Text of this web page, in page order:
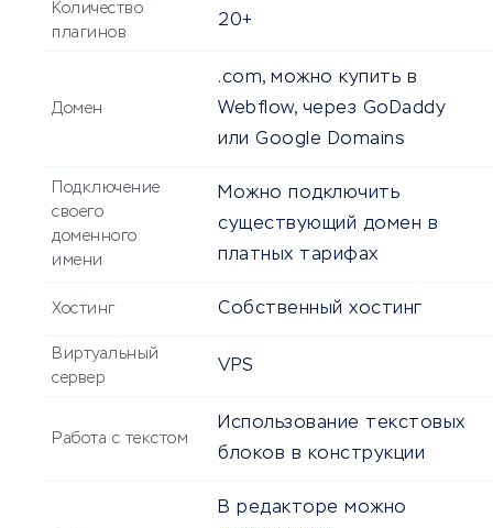
Количество
плагинов
20+
Домен
.com, можно купить в
Webflow, через GoDaddy
или Google Domains
Подключение
своего
доменного
имени
Можно подключить
существующий домен в
платных тарифах
Хостинг Собственный хостинг
Виртуальный
сервер
VPS
Работа с текстом
Использование текстовых
блоков в конструкции
В редакторе можно